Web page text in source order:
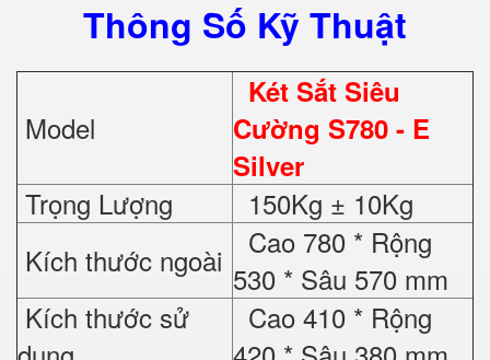
Thông Số Kỹ Thuật
Model
Két Sắt Siêu
Cường S780 - E
Silver
Trọng Lượng
150Kg ± 10Kg
Kích thước ngoài
Cao 780 * Rộng
530 * Sâu 570 mm
Kích thước sử
Cao 410 * Rộng